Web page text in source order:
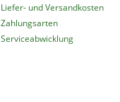
Liefer- und Versandkosten
Zahlungsarten
Serviceabwicklung